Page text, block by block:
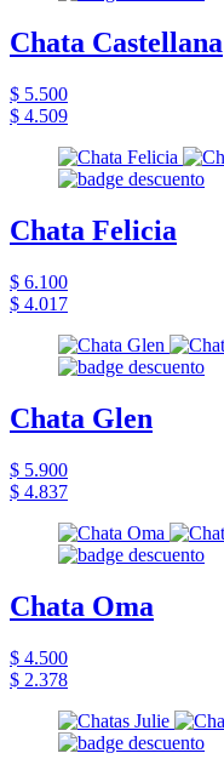
Chata Castellana
$ 5.500
$ 4.509
Chata Felicia
$ 6.100
$ 4.017
Chata Glen
$ 5.900
$ 4.837
Chata Oma
$ 4.500
$ 2.378